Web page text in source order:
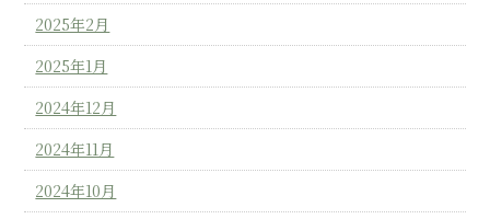
2025年2月
2025年1月
2024年12月
2024年11月
2024年10月